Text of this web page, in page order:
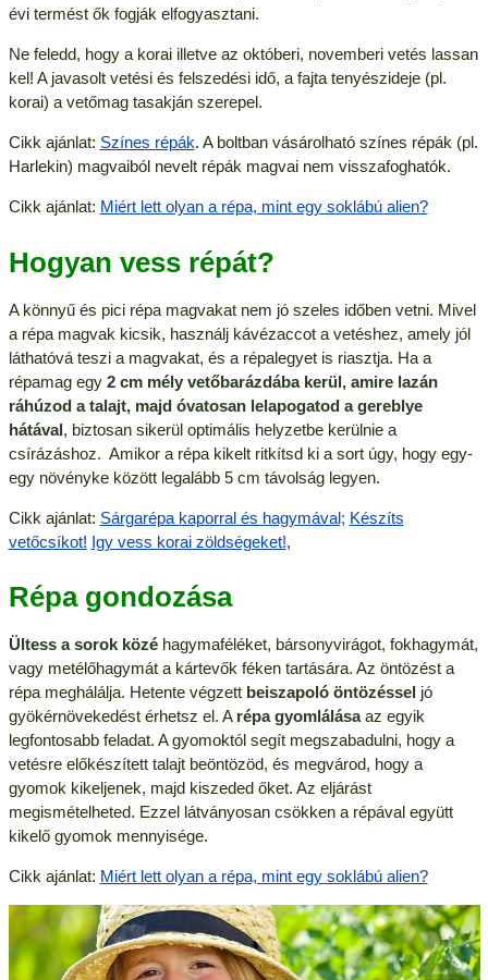
évi termést ők fogják elfogyasztani.
Ne feledd, hogy a korai illetve az októberi, novemberi vetés lassan
kel! A javasolt vetési és felszedési idő, a fajta tenyészideje (pl.
korai) a vetőmag tasakján szerepel.
Cikk ajánlat: Színes répák. A boltban vásárolható színes répák (pl.
Harlekin) magvaiból nevelt répák magvai nem visszafoghatók.
Cikk ajánlat: Miért lett olyan a répa, mint egy soklábú alien?
Hogyan vess répát?
A könnyű és pici répa magvakat nem jó szeles időben vetni. Mivel
a répa magvak kicsik, használj kávézaccot a vetéshez, amely jól
láthatóvá teszi a magvakat, és a répalegyet is riasztja. Ha a
répamag egy 2 cm mély vetőbarázdába kerül, amire lazán
ráhúzod a talajt, majd óvatosan lelapogatod a gereblye
hátával, biztosan sikerül optimális helyzetbe kerülnie a
csírázáshoz. Amikor a répa kikelt ritkítsd ki a sort úgy, hogy egy-
egy növényke között legalább 5 cm távolság legyen.
Cikk ajánlat: Sárgarépa kaporral és hagymával; Készíts
vetőcsíkot! Igy vess korai zöldségeket!,
Répa gondozása
Ültess a sorok közéhagymaféléket, bársonyvirágot, fokhagymát,
vagy metélőhagymát a kártevők féken tartására. Az öntözést a
répa meghálálja. Hetente végzett beiszapoló öntözésseljó
gyökérnövekedést érhetsz el. A répa gyomlálásaaz egyik
legfontosabb feladat. A gyomoktól segít megszabadulni, hogy a
vetésre előkészített talajt beöntözöd, és megvárod, hogy a
gyomok kikeljenek, majd kiszeded őket. Az eljárást
megismételheted. Ezzel látványosan csökken a répával együtt
kikelő gyomok mennyisége.
Cikk ajánlat: Miért lett olyan a répa, mint egy soklábú alien?